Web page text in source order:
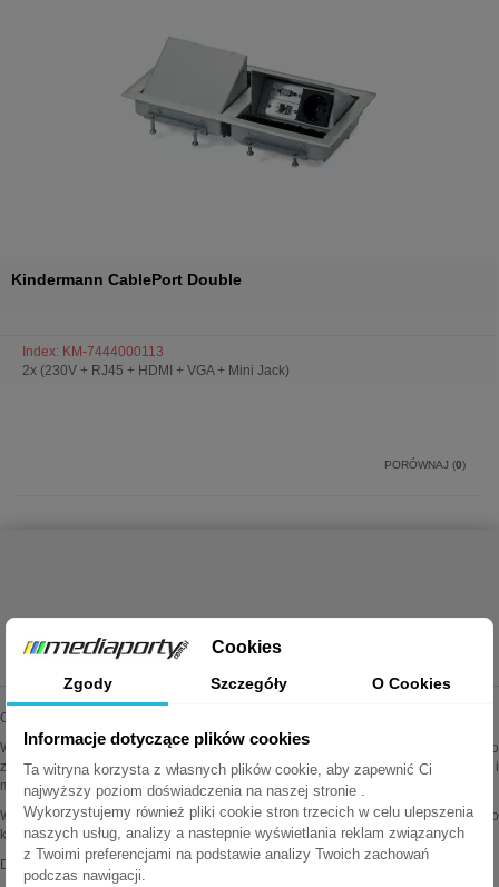
Kindermann CablePort Double
Index: KM-7444000113
2x (230V + RJ45 + HDMI + VGA + Mini Jack)
PORÓWNAJ (0)
MEDIAPORTY.COM.PL
Oferujemy najwyższej jakości mediaporty wiodących marek.
Wszystkie oferowane przez nas produkty są oryginalne i sprawdzone. Dodatkowo
zapewniamy fachową pomoc techniczną i doradztwo w sprawach instalacji i
montażu.
Wiele produktów można konfigurować wg własnych potrzeb. Zapraszamy do
kontaktu z działem obsługi klienta po więcej informacji.
Delitech Jasek Spółka Jawna
Cookies
Zgody Szczegóły O Cookies
Informacje dotyczące plików cookies
Ta witryna korzysta z własnych plików cookie, aby zapewnić Ci
najwyższy poziom doświadczenia na naszej stronie .
Wykorzystujemy również pliki cookie stron trzecich w celu ulepszenia
naszych usług, analizy a nastepnie wyświetlania reklam związanych
z Twoimi preferencjami na podstawie analizy Twoich zachowań
podczas nawigacji.